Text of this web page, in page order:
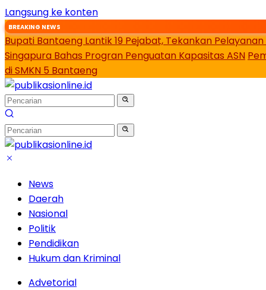
Langsung ke konten
BREAKING NEWS
Bupati Bantaeng Lantik 19 Pejabat, Tekankan
Singapura Bahas Progran Penguatan Kapasitas ASN
di SMKN 5 Bantaeng
News
Daerah
Nasional
Politik
Pendidikan
Hukum dan Kriminal
Advetorial